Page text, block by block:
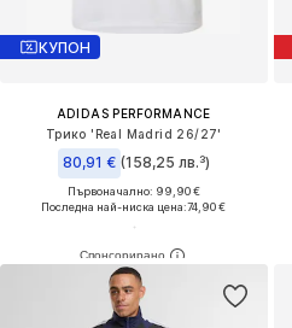
КУПОН
ADIDAS PERFORMANCE
Трико 'Real Madrid 26/27'
80,91 € (158,25 лв.³)
Първоначално: 99,90 €
Последна най-ниска цена:74,90 €